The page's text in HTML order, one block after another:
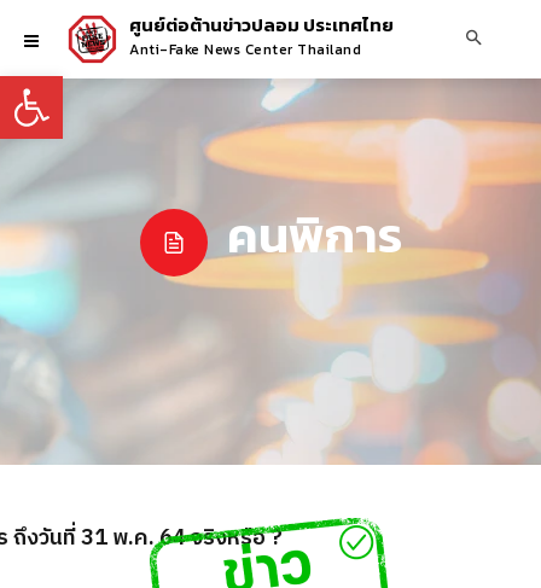
Open toolbar
ศูนย์ต่อต้านข่าวปลอม ประเทศไทย
Anti-Fake News Center Thailand
คนพิการ
ถึงวันที่ 31 พ.ค. 64 จริงหรือ ?